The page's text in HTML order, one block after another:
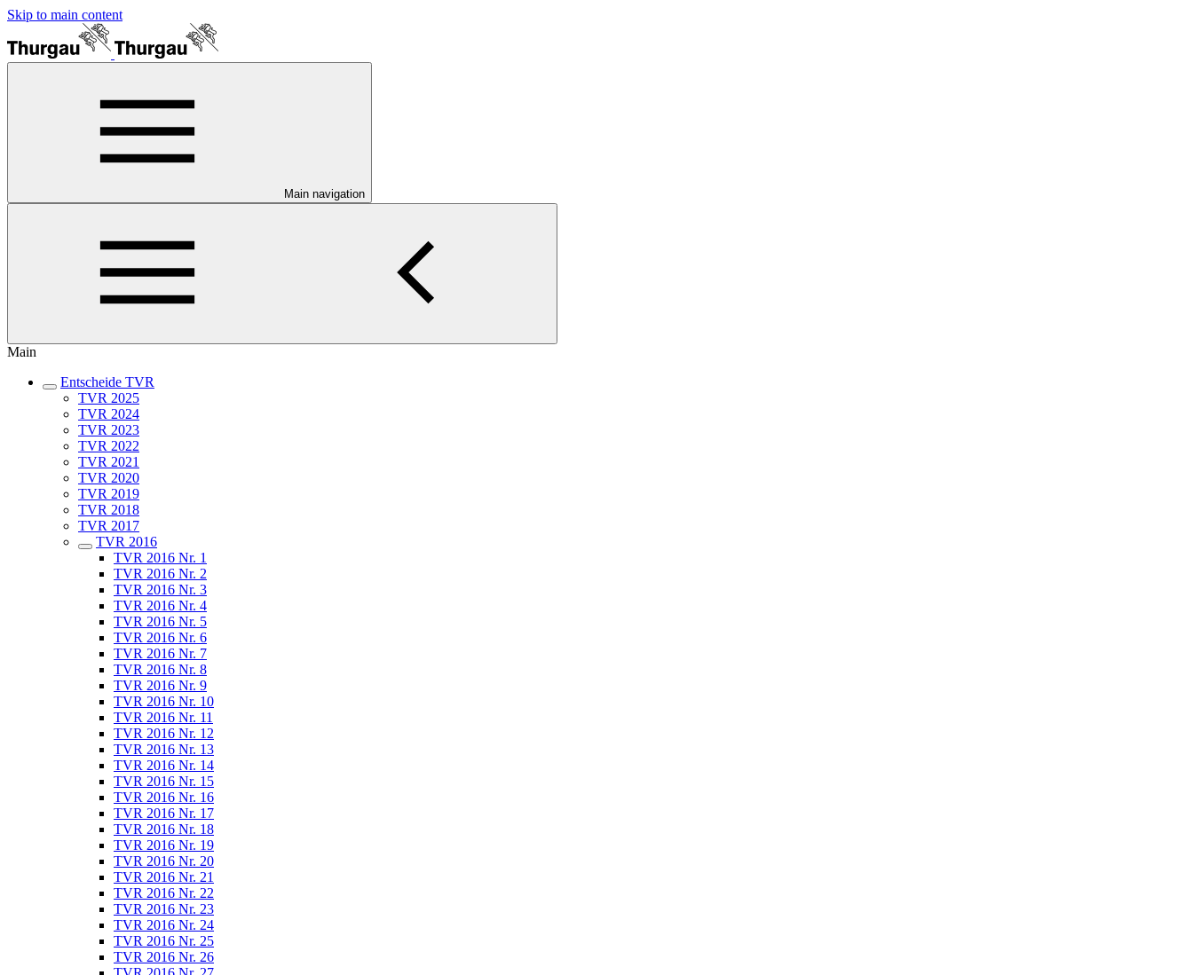
Skip to main content
Main navigation
Main
Entscheide TVR
TVR 2025
TVR 2024
TVR 2023
TVR 2022
TVR 2021
TVR 2020
TVR 2019
TVR 2018
TVR 2017
TVR 2016
TVR 2016 Nr. 1
TVR 2016 Nr. 2
TVR 2016 Nr. 3
TVR 2016 Nr. 4
TVR 2016 Nr. 5
TVR 2016 Nr. 6
TVR 2016 Nr. 7
TVR 2016 Nr. 8
TVR 2016 Nr. 9
TVR 2016 Nr. 10
TVR 2016 Nr. 11
TVR 2016 Nr. 12
TVR 2016 Nr. 13
TVR 2016 Nr. 14
TVR 2016 Nr. 15
TVR 2016 Nr. 16
TVR 2016 Nr. 17
TVR 2016 Nr. 18
TVR 2016 Nr. 19
TVR 2016 Nr. 20
TVR 2016 Nr. 21
TVR 2016 Nr. 22
TVR 2016 Nr. 23
TVR 2016 Nr. 24
TVR 2016 Nr. 25
TVR 2016 Nr. 26